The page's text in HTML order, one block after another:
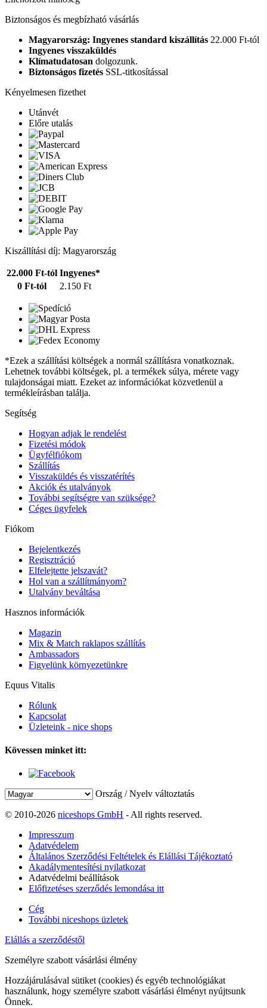
Biztonságos és megbízható vásárlás
Magyarország: Ingyenes standard kiszállítás 22.000 Ft-tól
Ingyenes visszaküldés
Klímatudatosan dolgozunk.
Biztonságos fizetés SSL-titkosítással
Kényelmesen fizethet
Utánvét
Előre utalás
Kiszállítási díj: Magyarország
22.000 Ft-tól Ingyenes*
0 Ft-tól
2.150 Ft
*Ezek a szállítási költségek a normál szállításra vonatkoznak.
Lehetnek további költségek, pl. a termékek súlya, mérete vagy
tulajdonságai miatt. Ezeket az információkat közvetlenül a
termékleírásban találja.
Segítség
Hogyan adjak le rendelést
Fizetési módok
Ügyfélfiókom
Szállítás
Visszaküldés és visszatérítés
Akciók és utalványok
További segítségre van szüksége?
Céges ügyfelek
Fiókom
Bejelentkezés
Regisztráció
Elfelejtette jelszavát?
Hol van a szállítmányom?
Utalvány beváltása
Hasznos információk
Magazin
Mix & Match raklapos szállítás
Ambassadors
Figyelünk környezetünkre
Equus Vitalis
Rólunk
Kapcsolat
Üzleteink - nice shops
Kövessen minket itt:
Ország / Nyelv változtatás
© 2010-2026 niceshops GmbH - All rights reserved.
Impresszum
Adatvédelem
Általános Szerződési Feltételek és Elállási Tájékoztató
Akadálymentesítési nyilatkozat
Adatvédelmi beállítások
Előfizetéses szerződés lemondása itt
Cég
További niceshops üzletek
Elállás a szerződéstől
Személyre szabott vásárlási élmény
Hozzájárulásával sütiket (cookies) és egyéb technológiákat
használunk, hogy személyre szabott vásárlási élményt nyújtsunk
Önnek.